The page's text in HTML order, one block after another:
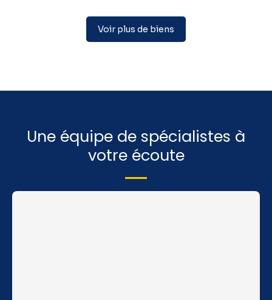
Voir plus de biens
Une équipe de spécialistes à
votre écoute